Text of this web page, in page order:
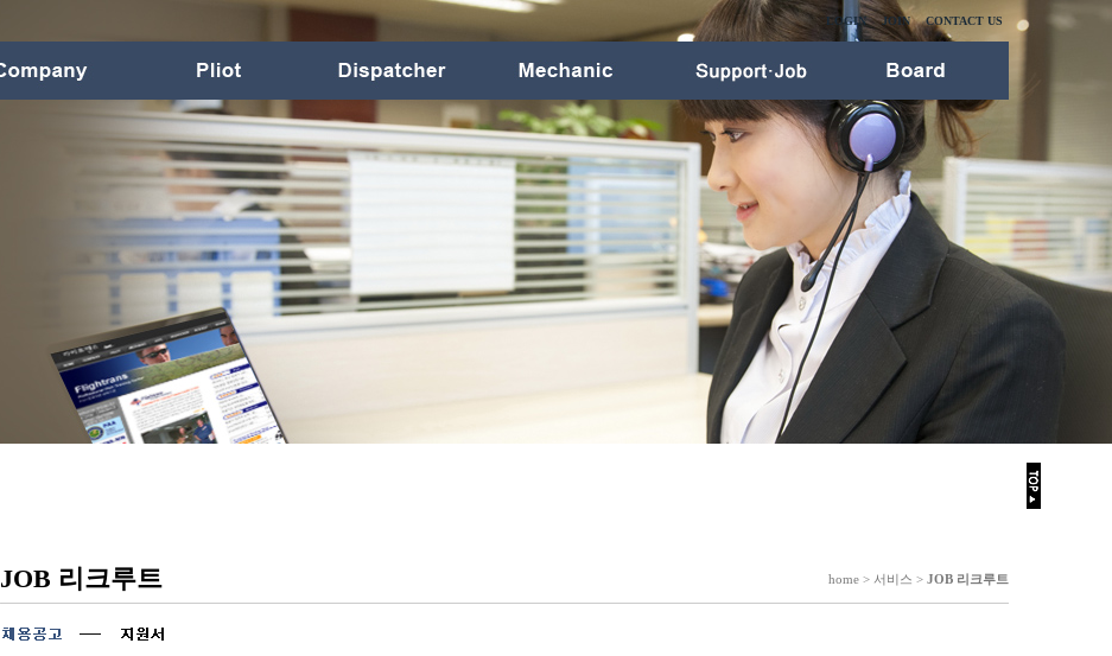
LOGIN JOIN CONTACT US
JOB 리크루트 home > 서비스 > JOB 리크루트